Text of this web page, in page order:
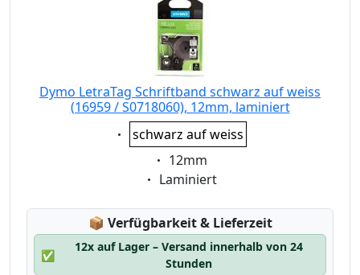
Dymo LetraTag Schriftband schwarz auf weiss
(16959 / S0718060), 12mm, laminiert
Eigenschaft:
schwarz auf weiss
Eigenschaft:
12mm
Eigenschaft:
Laminiert
📦 Lagerstatus:
Verfügbarkeit & Lieferzeit
✅
12x auf Lager – Versand innerhalb von 24
Stunden